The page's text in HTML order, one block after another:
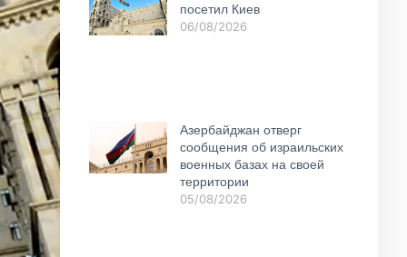
посетил Киев
06/08/2026
Азербайджан отверг
сообщения об израильских
военных базах на своей
территории
05/08/2026